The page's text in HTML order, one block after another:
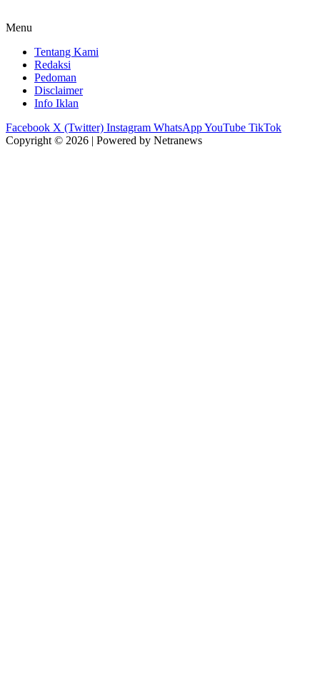
Menu
Tentang Kami
Redaksi
Pedoman
Disclaimer
Info Iklan
Facebook X (Twitter) Instagram WhatsAppYouTube TikTok
Copyright © 2026 | Powered by Netranews